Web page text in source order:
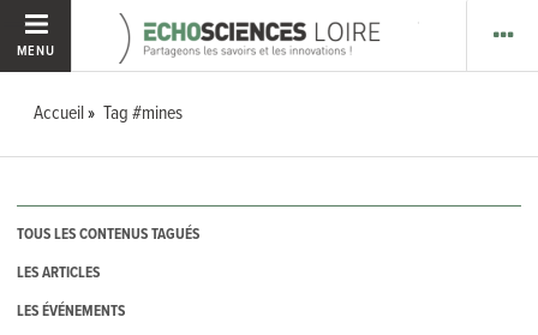
MENU
Accueil Tag #mines
TOUS LES CONTENUS TAGUÉS
LES ARTICLES
LES ÉVÉNEMENTS